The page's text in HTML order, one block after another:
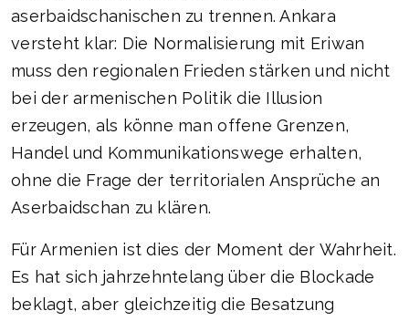
aserbaidschanischen zu trennen. Ankara
versteht klar: Die Normalisierung mit Eriwan
muss den regionalen Frieden stärken und nicht
bei der armenischen Politik die Illusion
erzeugen, als könne man offene Grenzen,
Handel und Kommunikationswege erhalten,
ohne die Frage der territorialen Ansprüche an
Aserbaidschan zu klären.
Für Armenien ist dies der Moment der Wahrheit.
Es hat sich jahrzehntelang über die Blockade
beklagt, aber gleichzeitig die Besatzung